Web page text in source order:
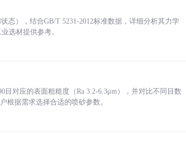
态），结合GB/T 5231-2012标准数据，详细分析其力学
选材提供参考。
对应的表面粗糙度（Ra 3.2-6.3μm），并对比不同目数
根据需求选择合适的喷砂参数。